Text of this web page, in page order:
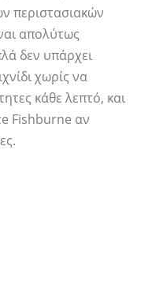
περιστασιακών
απολύτως
δεν υπάρχει
χωρίς να
κάθε λεπτό, και
Fishburne αν